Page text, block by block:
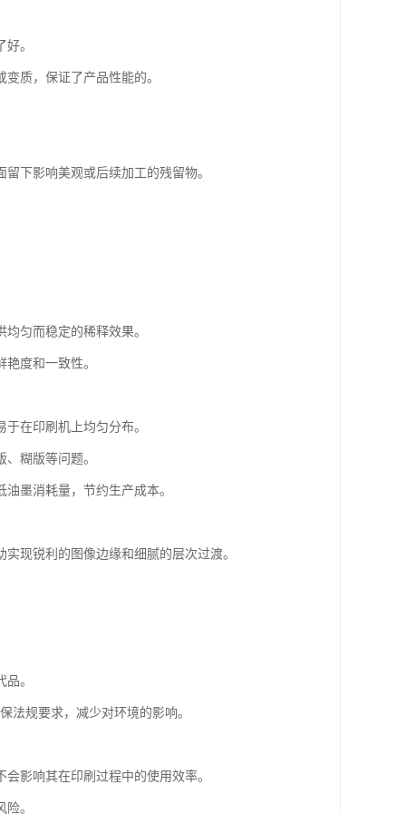
。
质，保证了产品性能的。
下影响美观或后续加工的残留物。
匀而稳定的稀释效果。
度和一致性。
在印刷机上均匀分布。
糊版等问题。
墨消耗量，节约生产成本。
现锐利的图像边缘和细腻的层次过渡。
。
法规要求，减少对环境的影响。
影响其在印刷过程中的使用效率。
。